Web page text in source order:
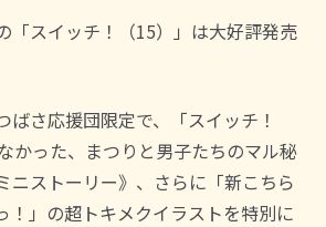
「スイッチ！（15）」は大好評発売
ばさ応援団限定で、「スイッチ！
かった、まつりと男子たちのマル秘
ニストーリー》、さらに「新こちら
！」の超トキメクイラストを特別に